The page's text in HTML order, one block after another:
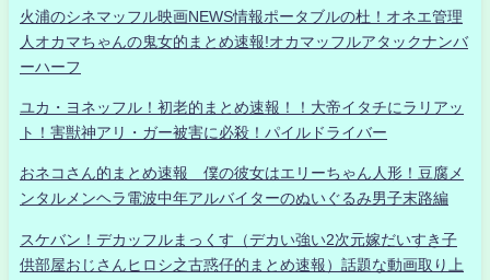
火浦のシネマッフル映画NEWS情報ポータブルの杜！オネエ管理
人オカマちゃんの鬼女的まとめ速報!オカマッフルアタックナンバ
ーハーフ
ユカ・ヨネッフル！初老的まとめ速報！！大帝イタチにラリアッ
ト！害獣神アリ・ガー被害に必殺！パイルドライバー
おネコさん的まとめ速報 僕の彼女はエリーちゃん人形！豆腐メ
ンタルメンヘラ電波中年アルバイターのぬいぐるみ男子末路編
スケバン！デカッフルまっくす（デカい強い2次元嫁だいすき子
供部屋おじさんヒロシ之古惑仔的まとめ速報）話題な動画取り上